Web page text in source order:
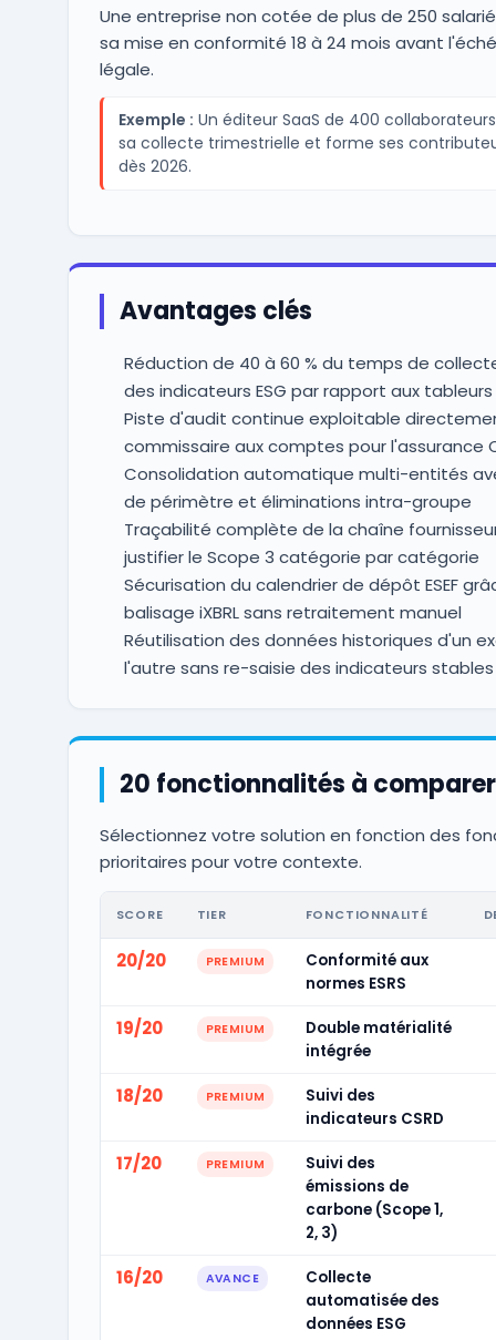
Une entreprise non cotée de plus de 250
sa mise en conformité 18 à 24 mois avant
légale.
Exemple : Un éditeur SaaS de 400
sa collecte trimestrielle et forme ses
dès 2026.
Avantages clés
Réduction de 40 à 60 % du temps de
des indicateurs ESG par rapport aux
Piste d'audit continue exploitable
commissaire aux comptes pour l'assurance
Consolidation automatique multi-entités
de périmètre et éliminations intra-groupe
Traçabilité complète de la chaîne
justifier le Scope 3 catégorie par catégorie
Sécurisation du calendrier de dépôt ESEF
balisage iXBRL sans retraitement manuel
Réutilisation des données historiques d'un
l'autre sans re-saisie des indicateurs stables
20 fonctionnalités à comparer
Sélectionnez votre solution en fonction des
prioritaires pour votre contexte.
SCORE TIER FONCTIONNALITÉ
20/20 PREMIUM
Conformité aux
normes ESRS
19/20 PREMIUM
Double matérialité
intégrée
18/20 PREMIUM
Suivi des
indicateurs CSRD
17/20 PREMIUM
Suivi des
émissions de
carbone (Scope 1,
2, 3)
16/20 AVANCE
Collecte
automatisée des
données ESG